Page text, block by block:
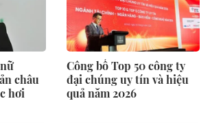
châu
hơi
Công bố Top 50 công ty
đại chúng uy tín và hiệu
quả năm 2026